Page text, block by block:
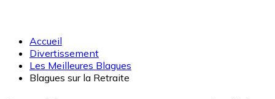
Accueil
Divertissement
Les Meilleures Blagues
Blagues sur la Retraite